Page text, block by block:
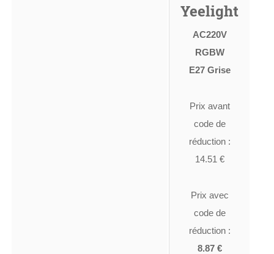
Yeelight
AC220V
RGBW
E27 Grise
Prix avant
code de
réduction :
14.51 €
Prix avec
code de
réduction :
8.87 €